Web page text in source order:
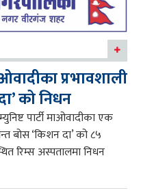
प्रभावशाली
को निधन
पार्टी माओवादीका एक
बोस ‘किशन दा’ को ८५
रिम्स अस्पतालमा निधन